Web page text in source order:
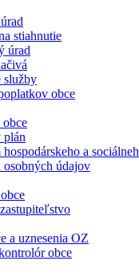
stiahnutie
úrad
služby
obce
plán
hospodárskeho a
osobných údajov
a uznesenia OZ
obce